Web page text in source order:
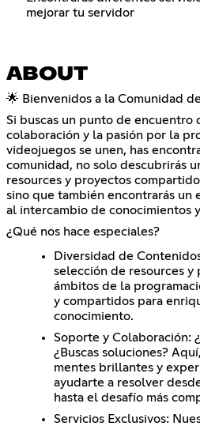
mejorar tu servidor
ABOUT
🌟 Bienvenidos a la Comunidad
Si buscas un punto de encuentro
colaboración y la pasión por la
videojuegos se unen, has
comunidad, no solo descubrirás
resources y proyectos
sino que también encontrarás un
al intercambio de conocimientos
¿Qué nos hace especiales?
Diversidad de
selección de resources y
ámbitos de la
y compartidos para
conocimiento.
Soporte y Colaboración:
¿Buscas soluciones?
mentes brillantes y
ayudarte a resolver
hasta el desafío más
Servicios Exclusivos: